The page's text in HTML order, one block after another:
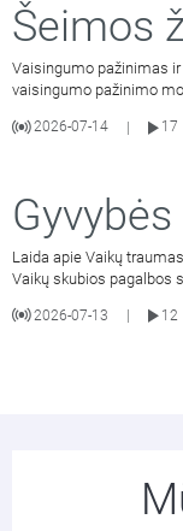
Šeimos
Vaisingumo pažinimas
vaisingumo pažinimo
2026-07-14
17
Laida apie Vaikų
Vaikų skubios pagalbos
2026-07-13 12